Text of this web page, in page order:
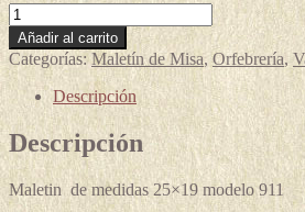
MALETIN
DE
MISA
mod
911
cantidad
Añadir al carrito
Categorías: Maletín de Misa,Orfebrería,
Descripción
Descripción
Maletin de medidas 25×19 modelo 911